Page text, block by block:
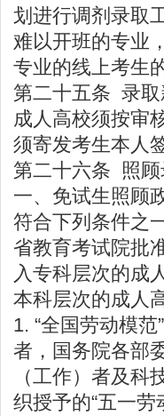
划进行调剂录取
难以开班的专业
专业的线上考生
第二十五条 录取
成人高校须按审
须寄发考生本人
第二十六条 照顾
一、免试生照顾
符合下列条件之
省教育考试院批
入专科层次的成
本科层次的成人
1. “全国劳动模范
者，国务院各部
（工作）者及
织授予的“五一劳